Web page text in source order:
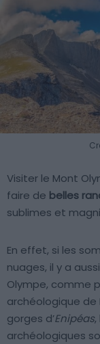
Visiter le Mont
faire de belles
sublimes et
En effet, si les
nuages, il y a
Olympe, comme
archéologique de
gorges d’Enipéas
archéologiques